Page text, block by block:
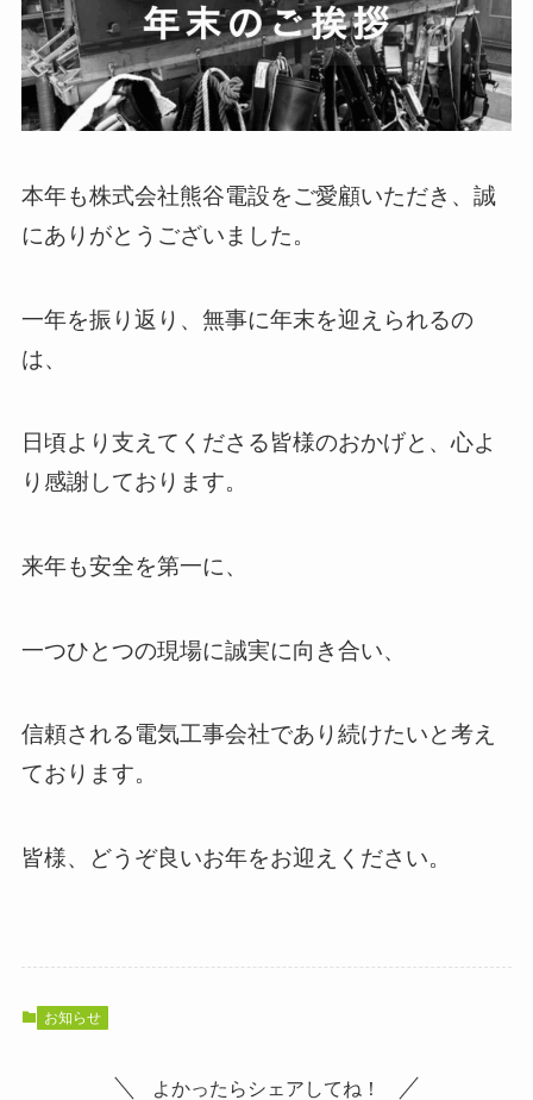
本年も株式会社熊谷電設をご愛顧いただき、誠
にありがとうございました。
一年を振り返り、無事に年末を迎えられるの
は、
日頃より支えてくださる皆様のおかげと、心よ
り感謝しております。
来年も安全を第一に、
一つひとつの現場に誠実に向き合い、
信頼される電気工事会社であり続けたいと考え
ております。
皆様、どうぞ良いお年をお迎えください。
お知らせ
よかったらシェアしてね！